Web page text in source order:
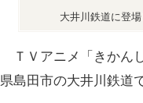
大井川鉄道に登
ＴＶアニメ「きかん
県島田市の大井川鉄道